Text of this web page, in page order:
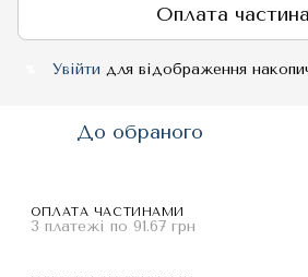
Оплата
Увійти для відображення
До обраного
ОПЛАТА ЧАСТИНАМИ
3 платежі по 91.67 грн